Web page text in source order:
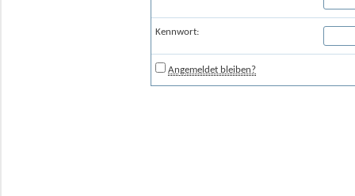
Kennwort:
Angemeldet bleiben?